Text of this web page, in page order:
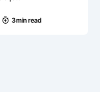
3 min read